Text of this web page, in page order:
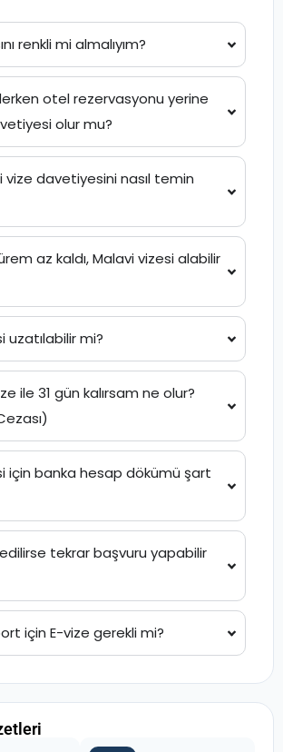
renkli mi almalıyım?
otel rezervasyonu yerine
olur mu?
vize davetiyesini nasıl temin
az kaldı, Malavi vizesi alabilir
uzatılabilir mi?
ile 31 gün kalırsam ne olur?
için banka hesap dökümü şart
tekrar başvuru yapabilir
için E-vize gerekli mi?